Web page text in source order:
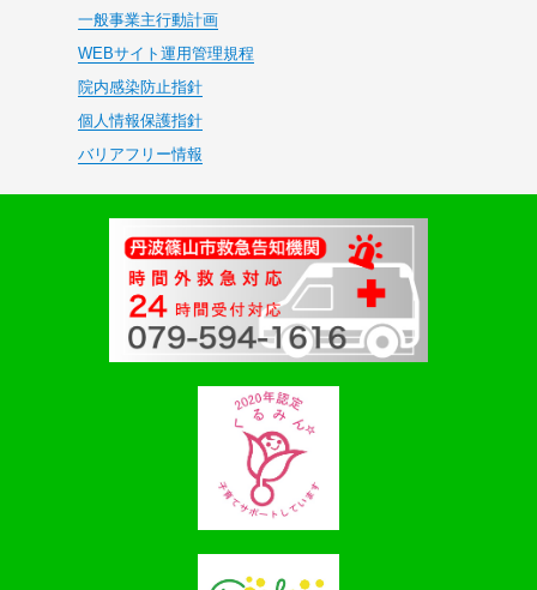
一般事業主行動計画
WEBサイト運用管理規程
院内感染防止指針
個人情報保護指針
バリアフリー情報